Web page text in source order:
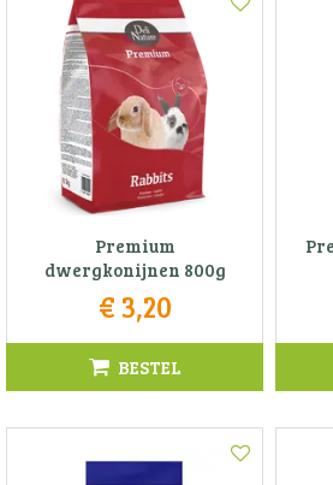
Premium
dwergkonijnen 800g
€3,20
BESTEL